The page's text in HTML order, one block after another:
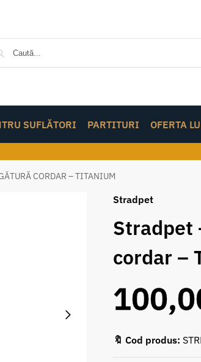
SUFLĂTORI PARTITURI OFERTA
CORDAR – TITANIUM
Stradpet
Stradpet
cordar –
🔖 Cod produs: